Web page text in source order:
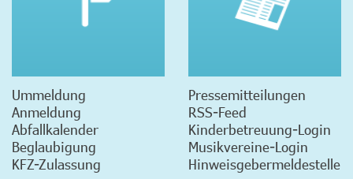
Ummeldung
Anmeldung
Abfallkalender
Beglaubigung
KFZ-Zulassung
Pressemitteilungen
RSS-Feed
Kinderbetreuung-Login
Musikvereine-Login
Hinweisgebermeldestelle